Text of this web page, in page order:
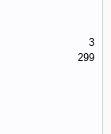
3
299